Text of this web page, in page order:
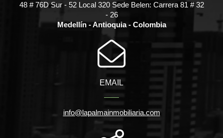
48 # 76D Sur - 52 Local 320 Sede Belen: Carrera 81 # 32
- 26
Medellín - Antioquia - Colombia
EMAIL
info@lapalmainmobiliaria.com